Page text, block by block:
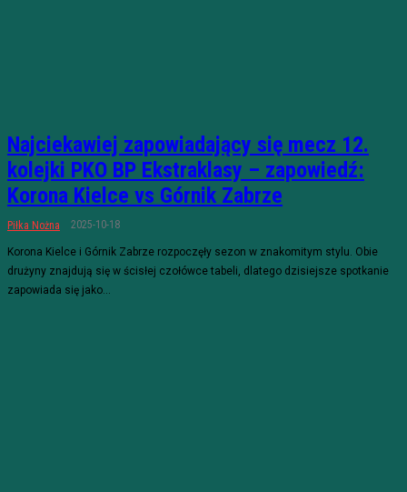
Najciekawiej zapowiadający się mecz 12.
kolejki PKO BP Ekstraklasy – zapowiedź:
Korona Kielce vs Górnik Zabrze
Piłka Nożna 2025-10-18
Korona Kielce i Górnik Zabrze rozpoczęły sezon w znakomitym stylu. Obie
drużyny znajdują się w ścisłej czołówce tabeli, dlatego dzisiejsze spotkanie
zapowiada się jako...